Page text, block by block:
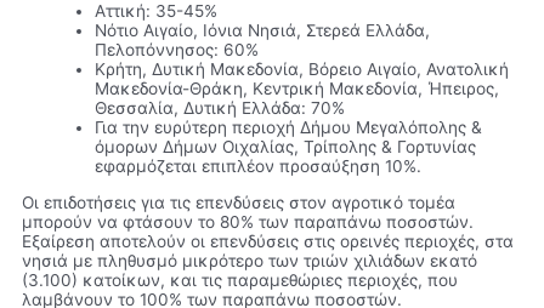
Αττική: 35-45%
Νότιο Αιγαίο, Ιόνια Νησιά, Στερεά Ελλάδα,
Πελοπόννησος: 60%
Κρήτη, ∆υτική Μακεδονία, Βόρειο Αιγαίο, Ανατολική
Μακεδονία-Θράκη, Κεντρική Μακεδονία, Ήπειρος,
Θεσσαλία, ∆υτική Ελλάδα: 70%
Για την ευρύτερη περιοχή ∆ήµου Μεγαλόπολης &
όµορων ∆ήµων Οιχαλίας, Τρίπολης & Γορτυνίας
εφαρµόζεται επιπλέον προσαύξηση 10%.
Οι επιδοτήσεις για τις επενδύσεις στον αγροτικό τοµέα
µπορούν να φτάσουν το 80% των παραπάνω ποσοστών.
Εξαίρεση αποτελούν οι επενδύσεις στις ορεινές περιοχές, στα
νησιά µε πληθυσµό µικρότερο των τριών χιλιάδων εκατό
(3.100) κατοίκων, και τις παραµεθώριες περιοχές, που
λαµβάνουν το 100% των παραπάνω ποσοστών.